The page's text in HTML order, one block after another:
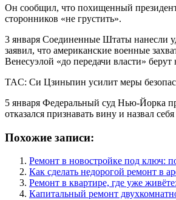
Он сообщил, что похищенный президент
сторонников «не грустить».
3 января Соединенные Штаты нанесли
заявил, что американские военные
Венесуэлой «до передачи власти»
TAC: Си Цзиньпин усилит меры
5 января Федеральный суд Нью-Йорка
отказался признавать вину и назвал
Похожие записи:
Ремонт в новостройке под ключ:
Как сделать недорогой ремонт в
Ремонт в квартире, где уже
Капитальный ремонт